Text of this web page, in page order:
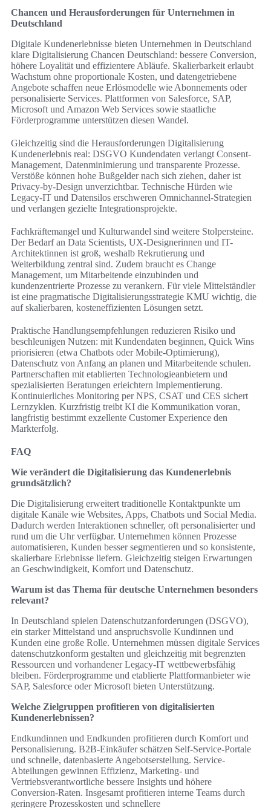
Chancen und Herausforderungen für Unternehmen in
Deutschland
Digitale Kundenerlebnisse bieten Unternehmen in Deutschland
klare Digitalisierung Chancen Deutschland: bessere Conversion,
höhere Loyalität und effizientere Abläufe. Skalierbarkeit erlaubt
Wachstum ohne proportionale Kosten, und datengetriebene
Angebote schaffen neue Erlösmodelle wie Abonnements oder
personalisierte Services. Plattformen von Salesforce, SAP,
Microsoft und Amazon Web Services sowie staatliche
Förderprogramme unterstützen diesen Wandel.
Gleichzeitig sind die Herausforderungen Digitalisierung
Kundenerlebnis real: DSGVO Kundendaten verlangt Consent-
Management, Datenminimierung und transparente Prozesse.
Verstöße können hohe Bußgelder nach sich ziehen, daher ist
Privacy-by-Design unverzichtbar. Technische Hürden wie
Legacy-IT und Datensilos erschweren Omnichannel-Strategien
und verlangen gezielte Integrationsprojekte.
Fachkräftemangel und Kulturwandel sind weitere Stolpersteine.
Der Bedarf an Data Scientists, UX-Designerinnen und IT-
Architektinnen ist groß, weshalb Rekrutierung und
Weiterbildung zentral sind. Zudem braucht es Change
Management, um Mitarbeitende einzubinden und
kundenzentrierte Prozesse zu verankern. Für viele Mittelständler
ist eine pragmatische Digitalisierungsstrategie KMU wichtig, die
auf skalierbaren, kosteneffizienten Lösungen setzt.
Praktische Handlungsempfehlungen reduzieren Risiko und
beschleunigen Nutzen: mit Kundendaten beginnen, Quick Wins
priorisieren (etwa Chatbots oder Mobile-Optimierung),
Datenschutz von Anfang an planen und Mitarbeitende schulen.
Partnerschaften mit etablierten Technologieanbietern und
spezialisierten Beratungen erleichtern Implementierung.
Kontinuierliches Monitoring per NPS, CSAT und CES sichert
Lernzyklen. Kurzfristig treibt KI die Kommunikation voran,
langfristig bestimmt exzellente Customer Experience den
Markterfolg.
FAQ
Wie verändert die Digitalisierung das Kundenerlebnis
grundsätzlich?
Die Digitalisierung erweitert traditionelle Kontaktpunkte um
digitale Kanäle wie Websites, Apps, Chatbots und Social Media.
Dadurch werden Interaktionen schneller, oft personalisierter und
rund um die Uhr verfügbar. Unternehmen können Prozesse
automatisieren, Kunden besser segmentieren und so konsistente,
skalierbare Erlebnisse liefern. Gleichzeitig steigen Erwartungen
an Geschwindigkeit, Komfort und Datenschutz.
Warum ist das Thema für deutsche Unternehmen besonders
relevant?
In Deutschland spielen Datenschutzanforderungen (DSGVO),
ein starker Mittelstand und anspruchsvolle Kundinnen und
Kunden eine große Rolle. Unternehmen müssen digitale Services
datenschutzkonform gestalten und gleichzeitig mit begrenzten
Ressourcen und vorhandener Legacy-IT wettbewerbsfähig
bleiben. Förderprogramme und etablierte Plattformanbieter wie
SAP, Salesforce oder Microsoft bieten Unterstützung.
Welche Zielgruppen profitieren von digitalisierten
Kundenerlebnissen?
Endkundinnen und Endkunden profitieren durch Komfort und
Personalisierung. B2B-Einkäufer schätzen Self-Service-Portale
und schnelle, datenbasierte Angebotserstellung. Service-
Abteilungen gewinnen Effizienz, Marketing- und
Vertriebsverantwortliche bessere Insights und höhere
Conversion-Raten. Insgesamt profitieren interne Teams durch
geringere Prozesskosten und schnellere